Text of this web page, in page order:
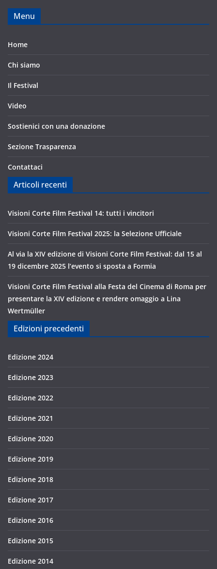
Menu
Home
Chi siamo
Il Festival
Video
Sostienici con una donazione
Sezione Trasparenza
Contattaci
Articoli recenti
Visioni Corte Film Festival 14: tutti i vincitori
Visioni Corte Film Festival 2025: la Selezione Ufficiale
Al via la XIV edizione di Visioni Corte Film Festival: dal 15 al
19 dicembre 2025 l’evento si sposta a Formia
Visioni Corte Film Festival alla Festa del Cinema di Roma per
presentare la XIV edizione e rendere omaggio a Lina
Wertmüller
Edizioni precedenti
Edizione 2024
Edizione 2023
Edizione 2022
Edizione 2021
Edizione 2020
Edizione 2019
Edizione 2018
Edizione 2017
Edizione 2016
Edizione 2015
Edizione 2014